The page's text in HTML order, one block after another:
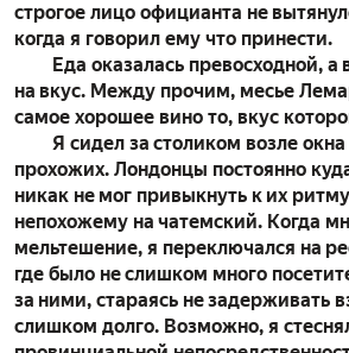
строгое лицо официанта не
когда я говорил ему что принести.
Еда оказалась превосходной,
на вкус. Между прочим, месье
самое хорошее вино то, вкус
Я сидел за столиком возле
прохожих. Лондонцы постоянно
никак не мог привыкнуть к их
непохожему на чатемский. Когда
мельтешение, я переключался на
где было не слишком много
за ними, стараясь не задерживать
слишком долго. Возможно, я